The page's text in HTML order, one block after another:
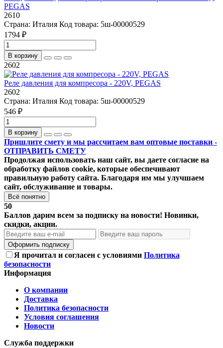
PEGAS
2610
Страна: Италия Код товара: 5ш-00000529
1794 ₽
В корзину
2602
Реле давления для компресора - 220V, PEGAS
2602
Страна: Италия Код товара: 5ш-00000529
546 ₽
В корзину
Пришлите смету и мы рассчитаем вам оптовые поставки -
ОТПРАВИТЬ СМЕТУ
Продолжая использовать наш сайт, вы даете согласие на
обработку файлов cookie, которые обеспечивают
правильную работу сайта. Благодаря им мы улучшаем
сайт, обслуживание и товары.
Всё понятно
50
Баллов дарим всем за подписку на новости! Новинки,
скидки, акции.
Оформить подписку
Я прочитал и согласен с условиями Политика
безопасности
Информация
О компании
Доставка
Политика безопасности
Условия соглашения
Новости
Служба поддержки